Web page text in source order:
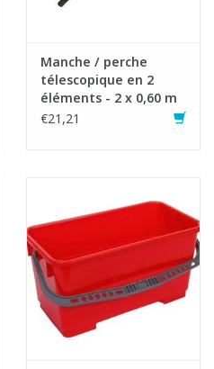
Manche / perche
télescopique en 2
éléments - 2 x 0,60 m
€21,21